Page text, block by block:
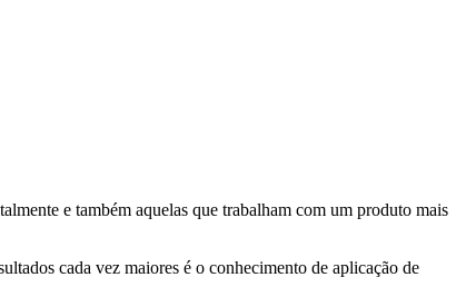
e também aquelas que trabalham com um produto mais
cada vez maiores é o conhecimento de aplicação de